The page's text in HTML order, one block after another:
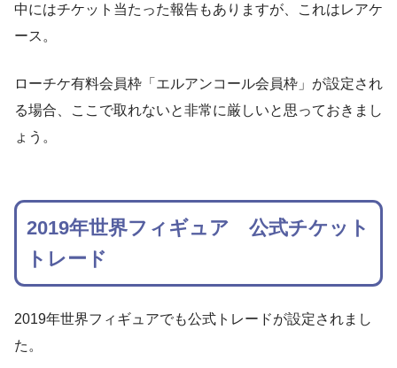
中にはチケット当たった報告もありますが、これはレアケ
ース。
ローチケ有料会員枠「エルアンコール会員枠」が設定され
る場合、ここで取れないと非常に厳しいと思っておきまし
ょう。
2019年世界フィギュア 公式チケット
トレード
2019年世界フィギュアでも公式トレードが設定されまし
た。